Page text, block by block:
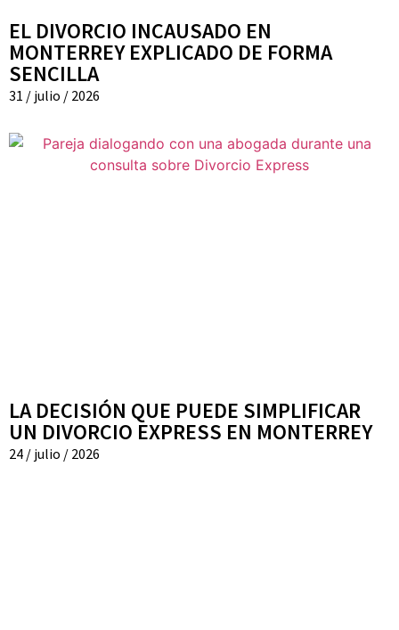
EL DIVORCIO INCAUSADO EN
MONTERREY EXPLICADO DE FORMA
SENCILLA
31 / julio / 2026
LA DECISIÓN QUE PUEDE SIMPLIFICAR
UN DIVORCIO EXPRESS EN MONTERREY
24 / julio / 2026